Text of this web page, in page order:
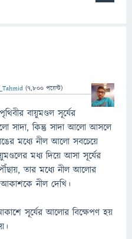
(7,800 পয়েন্ট)
বায়ুমণ্ডল সূর্যের
সাদা, কিন্তু সাদা আলো আসলে
মধ্যে নীল আলো সবচেয়ে
মধ্য দিয়ে আসা সূর্যের
তার মধ্যে নীল আলোর
নীল দেখি।
সূর্যের আলোর বিক্ষেপণ হয়